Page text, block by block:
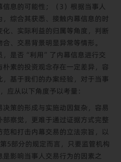
息的可能性；（3）根据当事人
综合其获悉、接触内幕信息的时
、实际利益的归属等角度，判断
、交易背景明显异常等情形。
，是否“利用”了内幕信息进行交
素的投资观念存在一定差异，容
基于我们的办案经验，对于当事
从以下角度予以考量：
策的形成与实施动因复杂，容易
察觉，更难于通过证据方式完整
和打击内幕交易的立法宗旨，以
5部分的规定而言，只要监管机构
影响当事人交易行为的因素之